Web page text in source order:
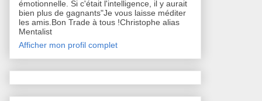
émotionnelle. Si c'était l'intelligence, il y aurait
bien plus de gagnants"Je vous laisse méditer
les amis.Bon Trade à tous !Christophe alias
Mentalist
Afficher mon profil complet